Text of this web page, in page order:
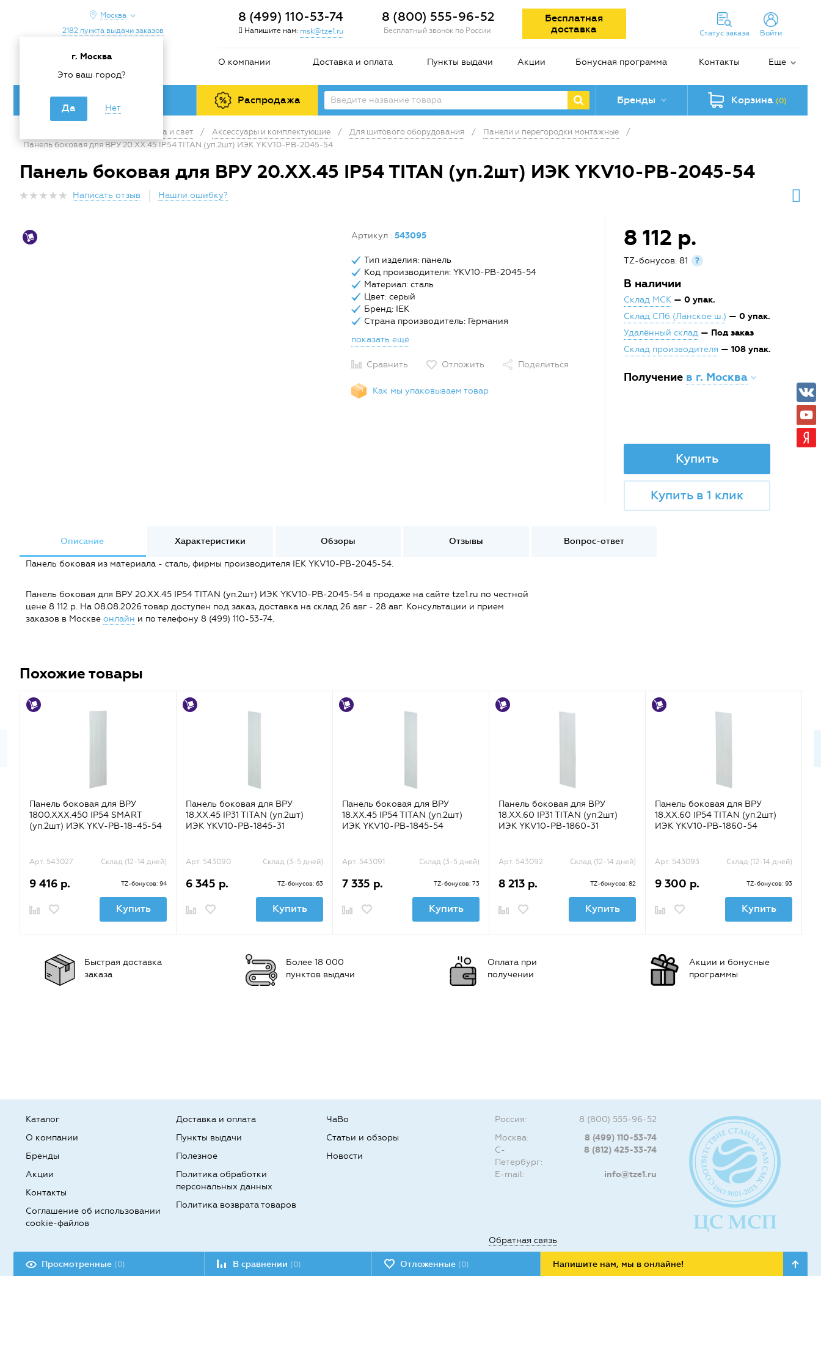
Москва
г. Москва
Это ваш город?
Да Нет
2182 пункта выдачи заказов
8 (499) 110-53-74
Напишите нам: msk@tze1.ru
8 (800) 555-96-52
Бесплатный звонок по России
Бесплатная
доставка
Статус заказа Войти
О компании Доставка и оплата Пункты выдачи Акции Бонусная программа Контакты Еще
Каталог товаров Распродажа Бренды Корзина (0)
Электрика и свет / Аксессуары и комплектующие / Для щитового оборудования / Панели и перегородки монтажные
/
Панель боковая для ВРУ 20.ХХ.45 IP54 TITAN (уп.2шт) ИЭК YKV10-PB-2045-54
Панель боковая для ВРУ 20.ХХ.45 IP54 TITAN (уп.2шт) ИЭК YKV10-PB-2045-54
Написать отзыв Нашли ошибку?
Артикул : 543095
Тип изделия: панель
Код производителя: YKV10-PB-2045-54
Материал: сталь
Цвет: серый
Бренд: IEK
Страна производитель: Германия
показать ещё
Сравнить Отложить Поделиться
Как мы упаковываем товар
8 112 р.
TZ-бонусов: 81 ?
В наличии
Склад МСК — 0 упак.
Склад СПб (Ланское ш.) — 0 упак.
Удалённый склад — Под заказ
Склад производителя — 108 упак.
Получение в г. Москва
Купить
Купить в 1 клик
Описание Характеристики Обзоры Отзывы Вопрос-ответ
Панель боковая из материала - сталь, фирмы производителя IEK YKV10-PB-2045-54.
Панель боковая для ВРУ 20.ХХ.45 IP54 TITAN (уп.2шт) ИЭК YKV10-PB-2045-54 в продаже на сайте tze1.ru по честной
цене 8 112 р. На 08.08.2026 товар доступен под заказ, доставка на склад 26 авг - 28 авг. Консультации и прием
заказов в Москве онлайн и по телефону 8 (499) 110-53-74.
Похожие товары
Панель боковая для ВРУ
1800.ХХХ.450 IP54 SMART
(уп.2шт) ИЭК YKV-PB-18-45-54
Арт. 543027 Склад (12-14 дней)
9 416 р. TZ-бонусов: 94
Купить
Панель боковая для ВРУ
18.ХХ.45 IP31 TITAN (уп.2шт)
ИЭК YKV10-PB-1845-31
Арт. 543090 Склад (3-5 дней)
6 345 р. TZ-бонусов: 63
Купить
Панель боковая для ВРУ
18.ХХ.45 IP54 TITAN (уп.2шт)
ИЭК YKV10-PB-1845-54
Арт. 543091 Склад (3-5 дней)
7 335 р. TZ-бонусов: 73
Купить
Панель боковая для ВРУ
18.ХХ.60 IP31 TITAN (уп.2шт)
ИЭК YKV10-PB-1860-31
Арт. 543092 Склад (12-14 дней)
8 213 р. TZ-бонусов: 82
Купить
Панель боковая для ВРУ
18.ХХ.60 IP54 TITAN (уп.2шт)
ИЭК YKV10-PB-1860-54
Арт. 543093 Склад (12-14 дней)
9 300 р. TZ-бонусов: 93
Купить
Быстрая доставка
заказа
Более 18 000
пунктов выдачи
Оплата при
получении
Акции и бонусные
программы
Каталог
О компании
Бренды
Доставка и оплата
Пункты выдачи
Полезное
ЧаВо
Статьи и обзоры
Новости
Акции
Контакты
Соглашение об использовании
cookie-файлов
Политика обработки
персональных данных
Политика возврата товаров
Разработка сайта:
Россия:
8 (800) 555-96-52
Москва:
8 (499) 110-53-74
С-
Петербург:
8 (812) 425-33-74
E-mail: info@tze1.ru
Обратная связь
Просмотренные (0) В сравнении (0) Отложенные (0) Напишите нам, мы в онлайне!